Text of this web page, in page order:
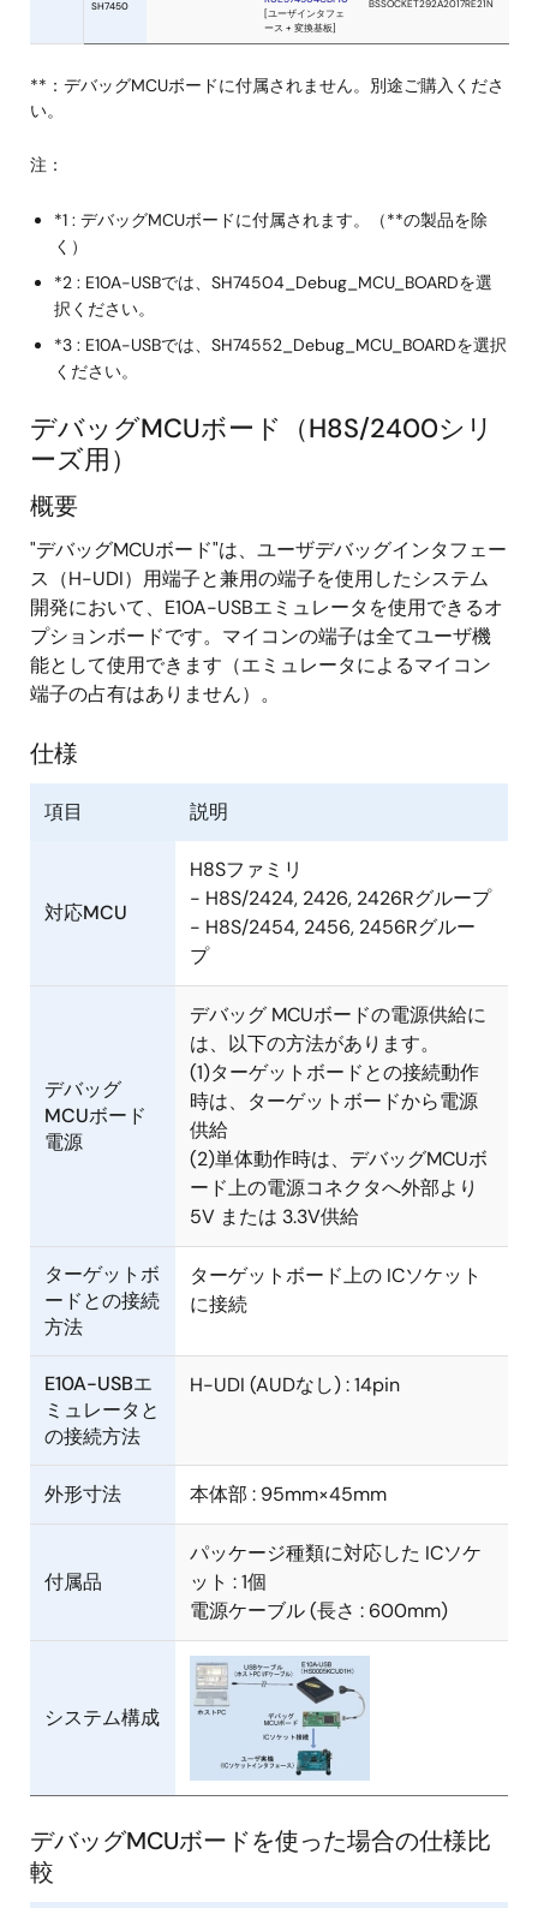
**：デバッグMCUボードに付属されません。別途ご購入くださ
い。
注：
*1 : デバッグMCUボードに付属されます。（**の製品を除
く）
*2 : E10A-USBでは、SH74504_Debug_MCU_BOARDを選
択ください。
*3 : E10A-USBでは、SH74552_Debug_MCU_BOARDを選択
ください。
デバッグMCUボード（H8S/2400シリ
ーズ用）
概要
"デバッグMCUボード"は、ユーザデバッグインタフェー
ス（H-UDI）用端子と兼用の端子を使用したシステム
開発において、E10A-USBエミュレータを使用できるオ
プションボードです。マイコンの端子は全てユーザ機
能として使用できます（エミュレータによるマイコン
端子の占有はありません）。
仕様
項目 説明
対応MCU
H8Sファミリ
- H8S/2424, 2426, 2426Rグループ
- H8S/2454, 2456, 2456Rグルー
プ
デバッグ
MCUボード
電源
デバッグ MCUボードの電源供給に
は、以下の方法があります。
(1)ターゲットボードとの接続動作
時は、ターゲットボードから電源
供給
(2)単体動作時は、デバッグMCUボ
ード上の電源コネクタへ外部より
5V または 3.3V供給
ターゲットボ
ードとの接続
方法
ターゲットボード上の ICソケット
に接続
E10A-USBエ
ミュレータと
の接続方法
H-UDI (AUDなし) : 14pin
外形寸法 本体部 : 95mm×45mm
付属品
パッケージ種類に対応した ICソケ
ット : 1個
電源ケーブル (長さ : 600mm)
システム構成
画
像
デバッグMCUボードを使った場合の仕様比
較